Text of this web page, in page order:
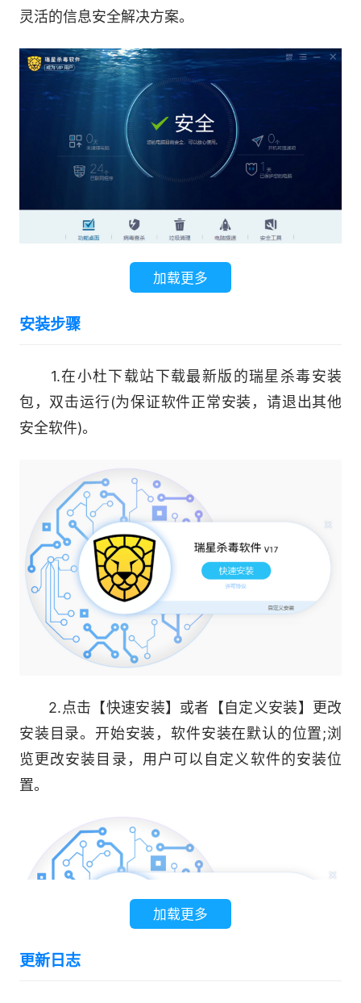
灵活的信息安全解决方案。
品，产品性能和兼容性的再次提升。
全新开发模式
网用户的方式进行产品的规划和研发，真正保障、
满足用户的日常安全需求。
全新团队
全新组建的核心开发团队，由行业资深专家以
及专业领域的博士、硕士组成。
加载更多
安装步骤
1.在小杜下载站下载最新版的瑞星杀毒安装
包，双击运行(为保证软件正常安装，请退出其他
安全软件)。
2.点击【快速安装】或者【自定义安装】更改
安装目录。开始安装，软件安装在默认的位置;浏
览更改安装目录，用户可以自定义软件的安装位
置。
加载更多
更新日志